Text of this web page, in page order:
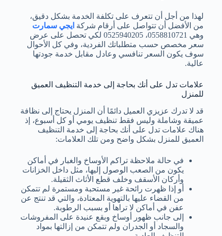
لهذا من أجل أن تتعرف على تكلفة الخدمة بشكل دقيق،
من الأفضل أن تتواصل على أرقام شركة ايجي سمارت
وهي 0558810721، 0525940205 لكي تحصل على عرض
سعر مخصص حسب متطلباتك الفردية، وفي كل الأحوال
سوف يكون السعر تنافسي وعادل مقابل خدمة جودتها
عالية.
علامات تدل على أنك بحاجة إلى خدمة التنظيف العميق
للمنزل
قد لا تدرك عزيزي العميل دائمًا أن المنزل يحتاج إلى نظافة
عميقة وشاملة وليس فقط تنظيف يومي أو كل أسبوع، إذ
هناك علامات تدل على أنك بحاجة إلى خدمة التنظيف
العميق للمنزل بشكل واضح ومن تلك العلامات:
في حالة ملاحظة تراكم الأوساخ والغبار في أماكن
يكون من الصعب الوصول إليها، مثل داخل الخزانات
وأركان الأسقف وخلف قطع الأثاث الثقيلة.
أو إذا ظهرت رائحة غير مستحبة ومستمرة لم تتمكن
من القضاء عليها بالتهوية المعتادة، والتي قد تنتج عن
عفن في أماكن لا تراها أو بسبب الرطوبة.
إلى جانب ظهور أوساخ وبقع عنيدة على المفروشات
والسجاد أو الجدران ولم تتمكن من إزالتها بمواد